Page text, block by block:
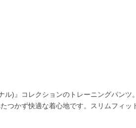
)』コレクションのトレーニングパンツ。
つかず快適な着心地です。スリムフィッ